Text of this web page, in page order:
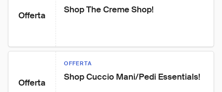
Offerta
Shop The Creme Shop!
Offerta
OFFERTA
Shop Cuccio Mani/Pedi Essentials!